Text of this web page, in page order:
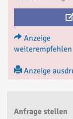
Anzeige
weiterempfehlen
Anzeige
Anfrage stellen